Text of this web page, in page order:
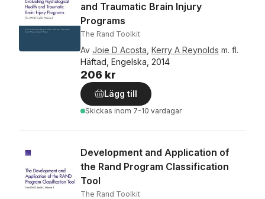
and Traumatic Brain Injury
Programs
The Rand Toolkit
Av Joie D Acosta Kerry A Reynolds m. fl.
Häftad, Engelska, 2014
206 kr
Lägg till
Skickas inom 7-10 vardagar
Development and Application of
the Rand Program Classification
Tool
The Rand Toolkit